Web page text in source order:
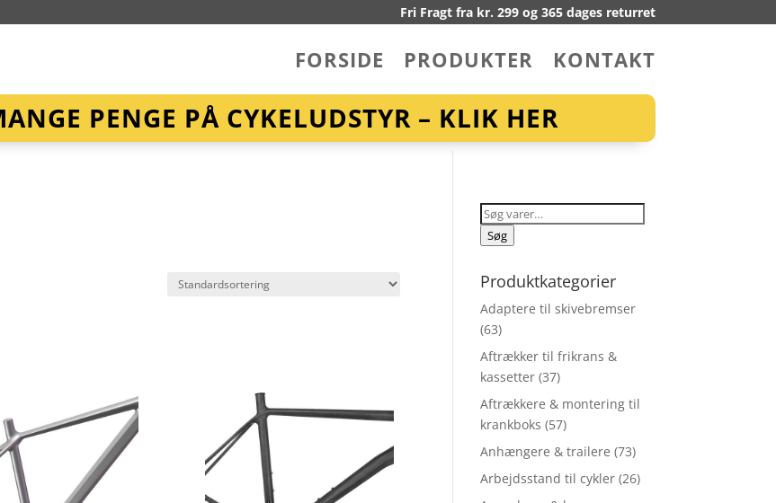
Fri Fragt fra kr. 299 og 365 dages returret
FORSIDE PRODUKTER KONTAKT
PENGE PÅ CYKELUDSTYR – KLIK HER
Søg
efter:
Søg
Produktkategorier
Adaptere til skivebremser
(63)
Aftrækker til frikrans &
kassetter (37)
Aftrækkere & montering til
krankboks (57)
Anhængere & trailere (73)
Arbejdsstand til cykler (26)